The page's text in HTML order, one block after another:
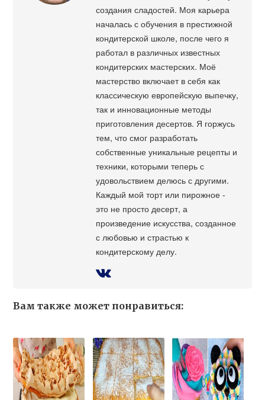
создания сладостей. Моя карьера
началась с обучения в престижной
кондитерской школе, после чего я
работал в различных известных
кондитерских мастерских. Моё
мастерство включает в себя как
классическую европейскую выпечку,
так и инновационные методы
приготовления десертов. Я горжусь
тем, что смог разработать
собственные уникальные рецепты и
техники, которыми теперь с
удовольствием делюсь с другими.
Каждый мой торт или пирожное -
это не просто десерт, а
произведение искусства, созданное
с любовью и страстью к
кондитерскому делу.
Вам также может понравиться: